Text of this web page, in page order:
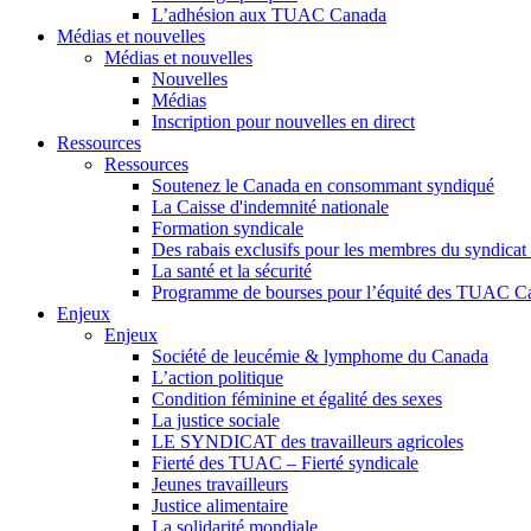
L’adhésion aux TUAC Canada
Médias et nouvelles
Médias et nouvelles
Nouvelles
Médias
Inscription pour nouvelles en direct
Ressources
Ressources
Soutenez le Canada en consommant syndiqué
La Caisse d'indemnité nationale
Formation syndicale
Des rabais exclusifs pour les membres du
La santé et la sécurité
Programme de bourses pour l’équité des TUAC
Enjeux
Enjeux
Société de leucémie & lymphome du Canada
L’action politique
Condition féminine et égalité des sexes
La justice sociale
LE SYNDICAT des travailleurs agricoles
Fierté des TUAC – Fierté syndicale
Jeunes travailleurs
Justice alimentaire
La solidarité mondiale